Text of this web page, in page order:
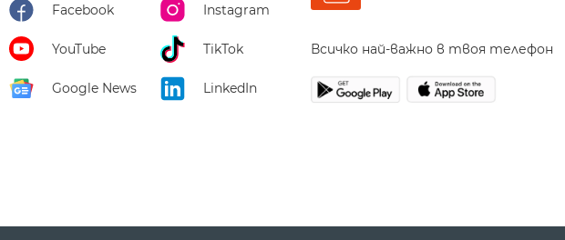
Facebook Instagram
YouTube TikTok
Google News LinkedIn
Всичко най-важно в твоя телефон